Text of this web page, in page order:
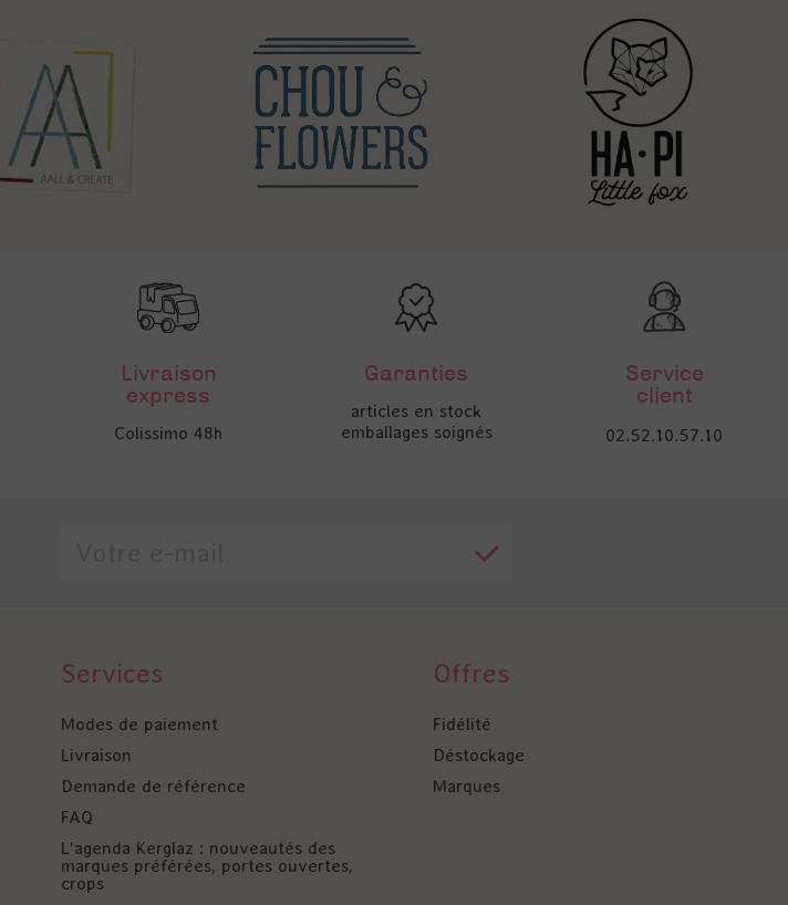
Livraison
express
Colissimo 48h
Garanties
articles en stock
emballages soignés
Service
client
02.52.10.57.10
Services
Modes de paiement
Livraison
Demande de référence
FAQ
L'agenda Kerglaz : nouveautés des
marques préférées, portes ouvertes,
crops
Offres
Fidélité
Déstockage
Marques